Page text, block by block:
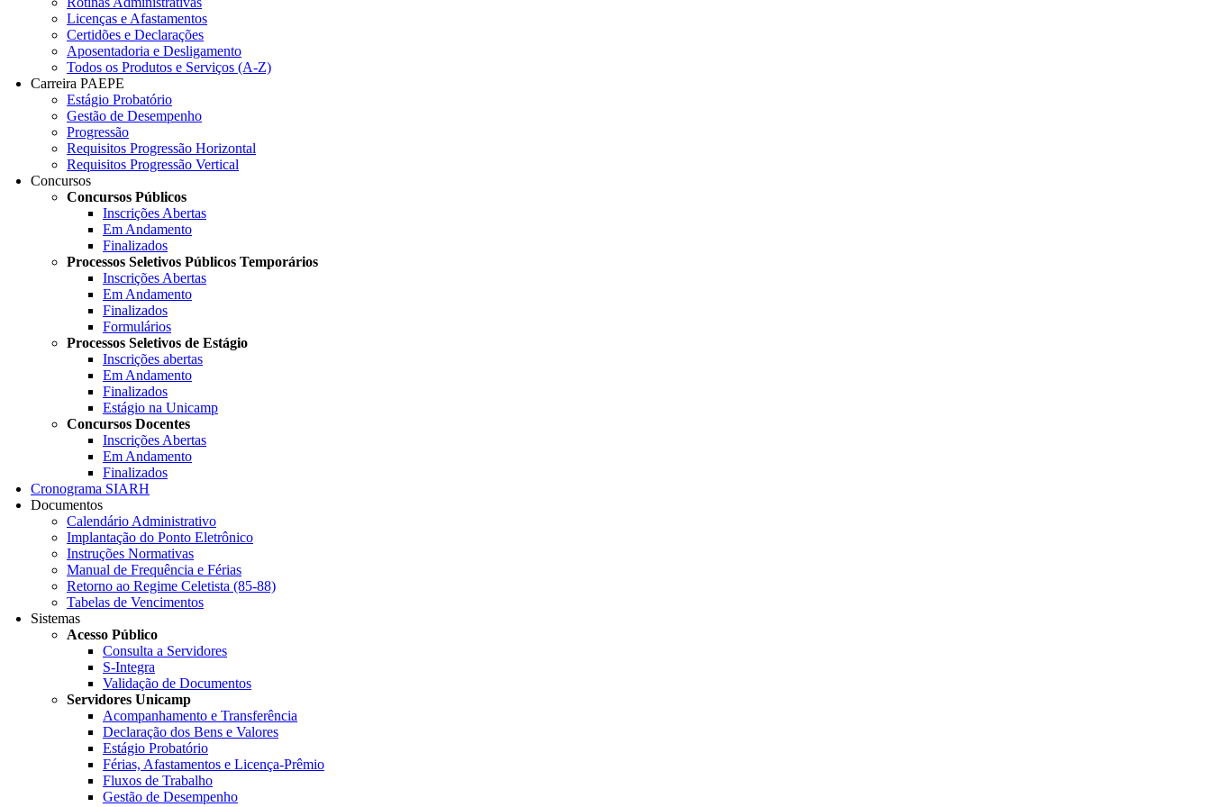
Licenças e Afastamentos
Certidões e Declarações
Aposentadoria e Desligamento
Todos os Produtos e Serviços (A-Z)
Carreira PAEPE
Estágio Probatório
Gestão de Desempenho
Progressão
Requisitos Progressão Horizontal
Requisitos Progressão Vertical
Concursos
Concursos Públicos
Inscrições Abertas
Em Andamento
Finalizados
Processos Seletivos Públicos Temporários
Inscrições Abertas
Em Andamento
Finalizados
Formulários
Processos Seletivos de Estágio
Inscrições abertas
Em Andamento
Finalizados
Estágio na Unicamp
Concursos Docentes
Inscrições Abertas
Em Andamento
Finalizados
Cronograma SIARH
Documentos
Calendário Administrativo
Implantação do Ponto Eletrônico
Instruções Normativas
Manual de Frequência e Férias
Retorno ao Regime Celetista (85-88)
Tabelas de Vencimentos
Sistemas
Acesso Público
Consulta a Servidores
S-Integra
Validação de Documentos
Servidores Unicamp
Acompanhamento e Transferência
Declaração dos Bens e Valores
Estágio Probatório
Férias, Afastamentos e Licença-Prêmio
Fluxos de Trabalho
Gestão de Desempenho